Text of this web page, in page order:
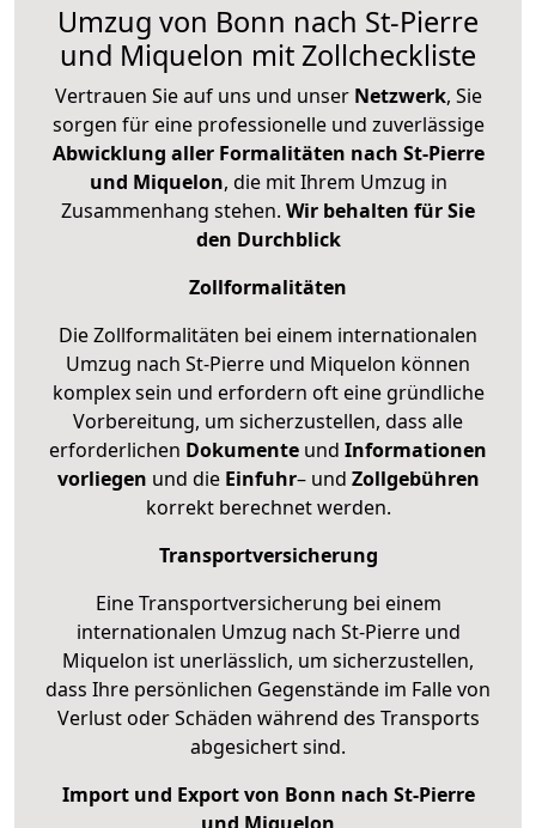
Umzug von Bonn nach St-Pierre
und Miquelon mit Zollcheckliste
Vertrauen Sie auf uns und unser Netzwerk, Sie
sorgen für eine professionelle und zuverlässige
Abwicklung aller Formalitäten nach St-Pierre
und Miquelon, die mit Ihrem Umzug in
Zusammenhang stehen. Wir behalten für Sie
den Durchblick
Zollformalitäten
Die Zollformalitäten bei einem internationalen
Umzug nach St-Pierre und Miquelon können
komplex sein und erfordern oft eine gründliche
Vorbereitung, um sicherzustellen, dass alle
erforderlichen Dokumente und Informationen
vorliegen und die Einfuhr– und Zollgebühren
korrekt berechnet werden.
Transportversicherung
Eine Transportversicherung bei einem
internationalen Umzug nach St-Pierre und
Miquelon ist unerlässlich, um sicherzustellen,
dass Ihre persönlichen Gegenstände im Falle von
Verlust oder Schäden während des Transports
abgesichert sind.
Import und Export von Bonn nach St-Pierre